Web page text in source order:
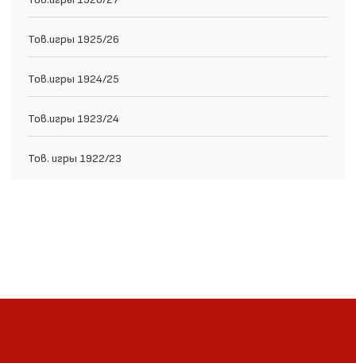
Тов.игры 1925/26
Тов.игры 1924/25
Тов.игры 1923/24
Тов. игры 1922/23